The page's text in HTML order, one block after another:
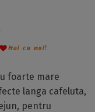
Hai cu noi!
foarte mare
langa cafeluta,
pentru